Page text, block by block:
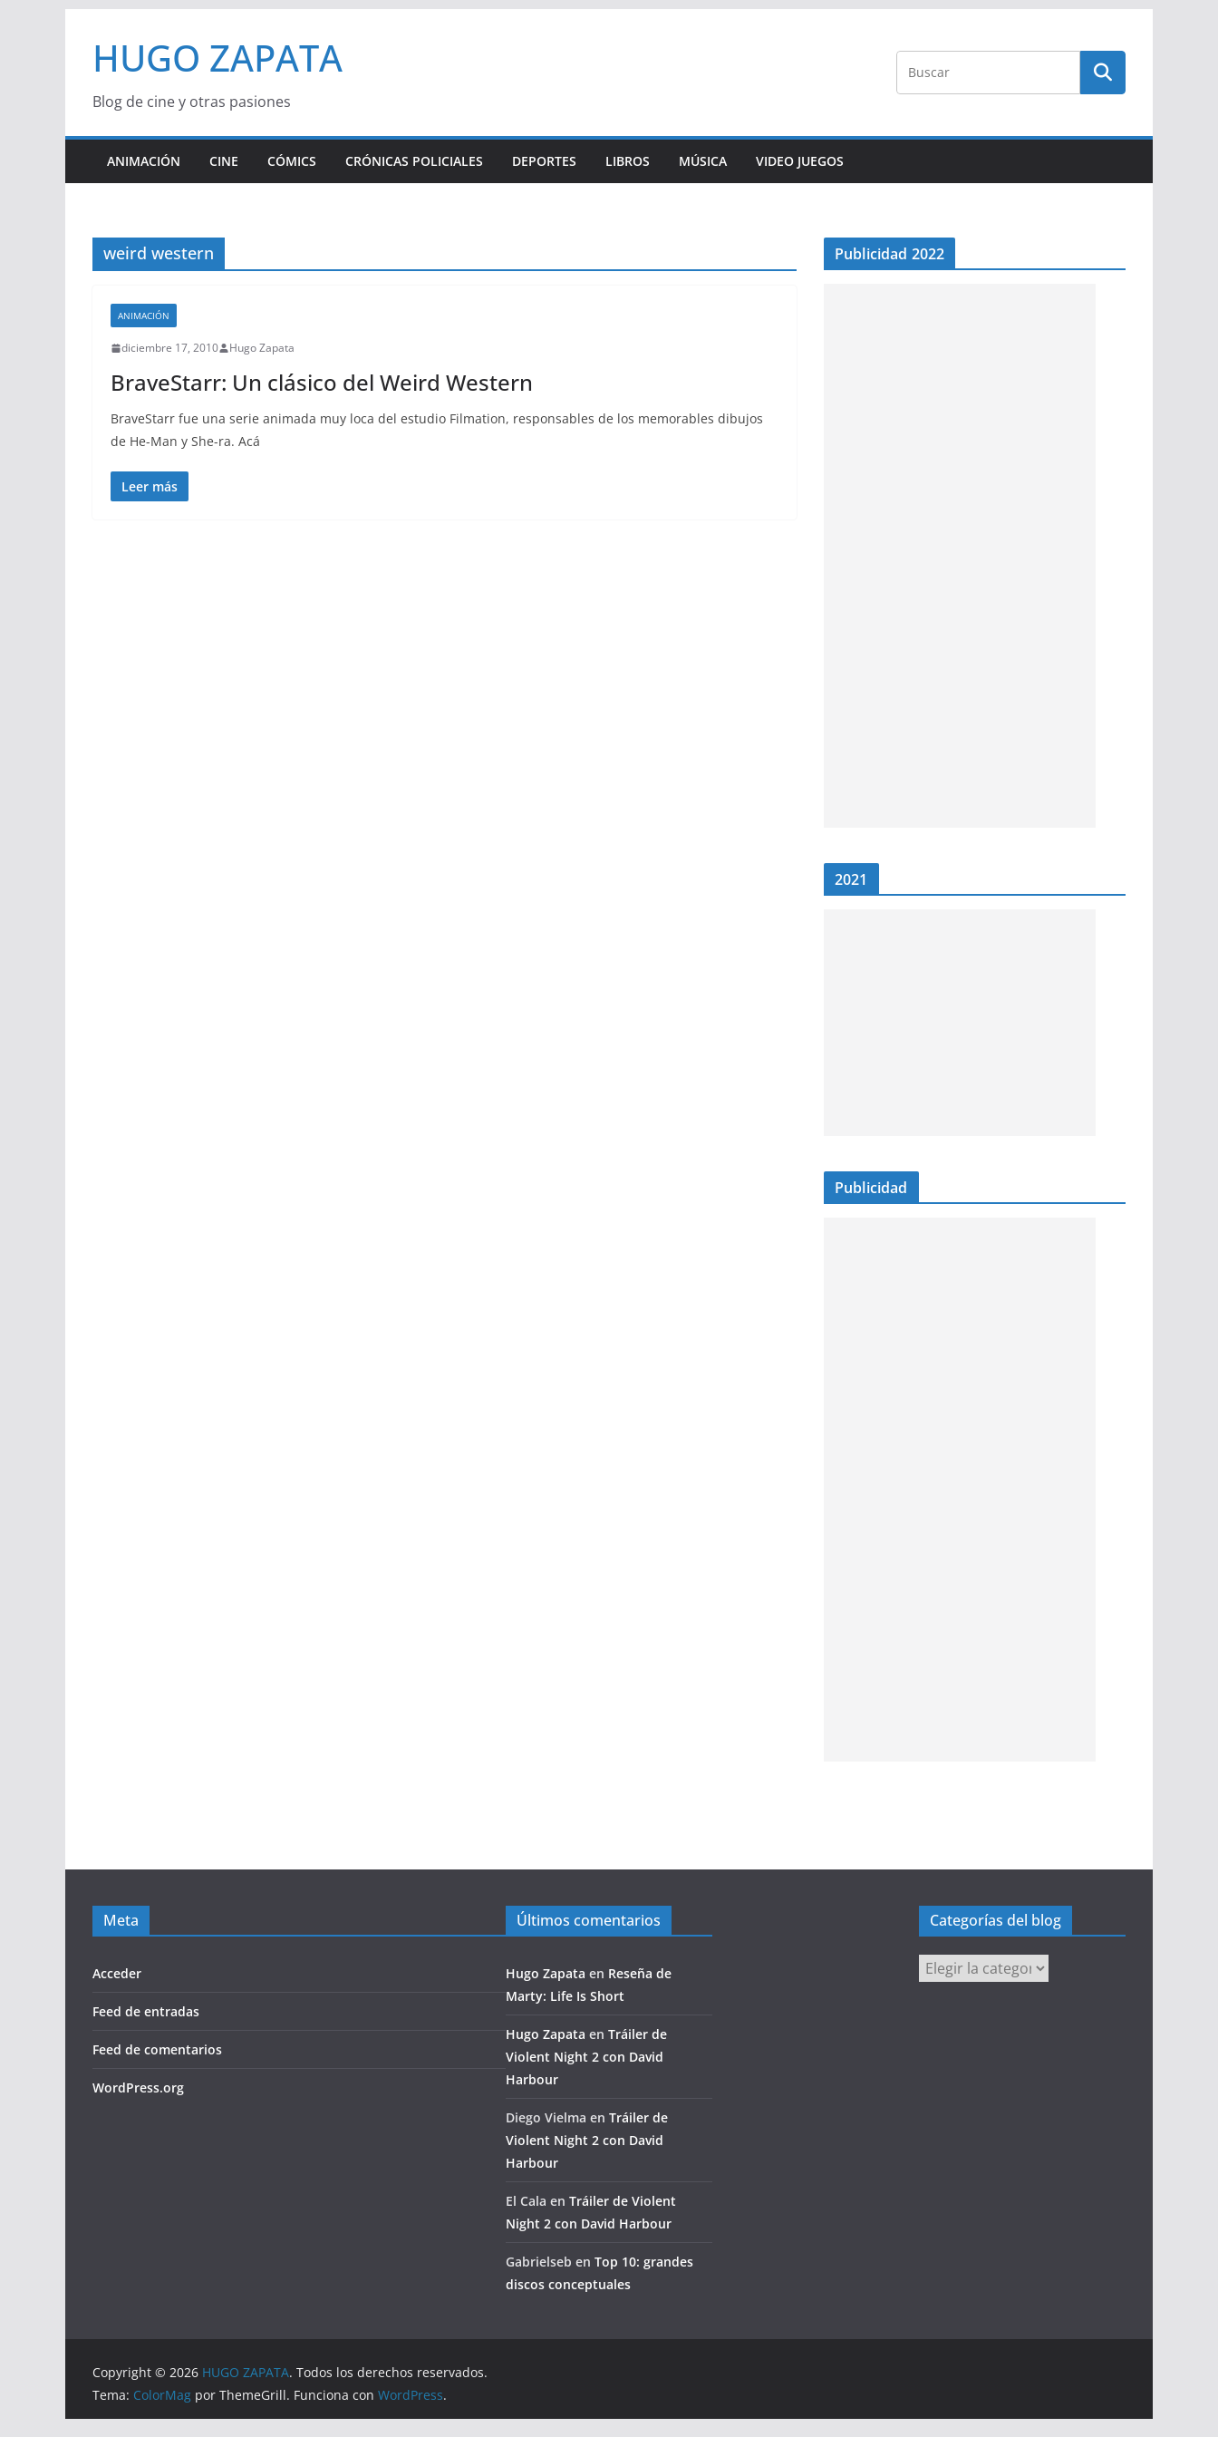
contenido
HUGO ZAPATA
Blog de cine y otras pasiones
ANIMACIÓN CINE CÓMICS CRÓNICAS POLICIALES DEPORTES LIBROS MÚSICA VIDEO JUEGOS
weird western
ANIMACIÓN
diciembre 17, 2010 Hugo Zapata
BraveStarr: Un clásico del Weird Western
BraveStarr fue una serie animada muy loca del estudio Filmation, responsables de los memorables dibujos
de He-Man y She-ra. Acá
Leer más
Publicidad 2022
2021
Publicidad
Meta
Acceder
Feed de entradas
Feed de comentarios
WordPress.org
Últimos comentarios
Hugo Zapata en Reseña de
Marty: Life Is Short
Hugo Zapata en Tráiler de
Violent Night 2 con David
Harbour
Diego Vielma en Tráiler de
Violent Night 2 con David
Harbour
El Cala en Tráiler de Violent
Night 2 con David Harbour
Gabrielseb en Top 10: grandes
discos conceptuales
Categorías del blog
Categorías
del
Copyright © 2026 HUGO ZAPATA. Todos los derechos reservados.
Tema: ColorMag por ThemeGrill. Funciona con WordPress.